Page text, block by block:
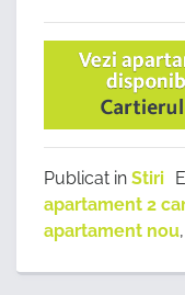
Publicat in Stiri
apartament 2
apartament nou,